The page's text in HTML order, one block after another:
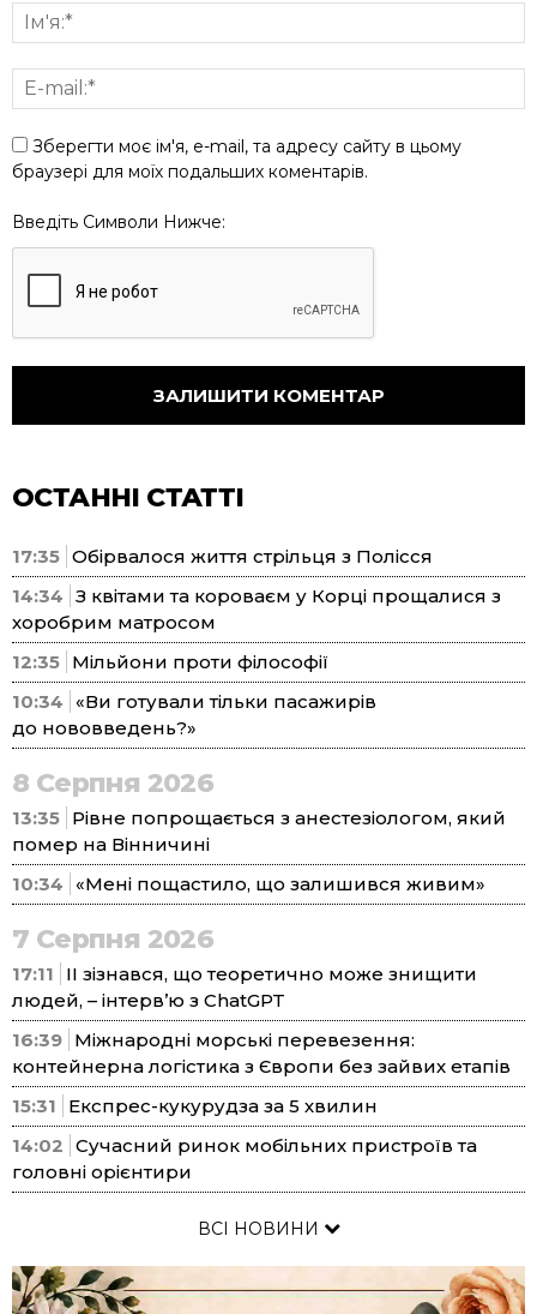
Зберегти моє ім'я, e-mail, та адресу сайту в цьому
браузері для моїх подальших коментарів.
Введіть Символи Нижче:
ОСТАННІ СТАТТІ
17:35 Обірвалося життя стрільця з Полісся
14:34 З квітами та короваєм у Корці прощалися з
хоробрим матросом
12:35 Мільйони проти філософії
10:34
«Ви готували тільки пасажирів
до нововведень?»
8 Серпня 2026
13:35 Рівне попрощається з анестезіологом, який
помер на Вінничині
10:34
«Мені пощастило, що залишився живим»
7 Серпня 2026
17:11
ІІ зізнався, що теоретично може знищити
людей, – інтерв’ю з ChatGPT
16:39 Міжнародні морські перевезення:
контейнерна логістика з Європи без зайвих етапів
15:31
Експрес-кукурудза за 5 хвилин
14:02 Сучасний ринок мобільних пристроїв та
головні орієнтири
ВСІ НОВИНИ